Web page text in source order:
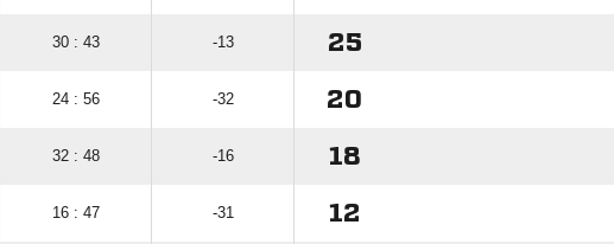
30 : 43 -13 25
24 : 56 -32 20
32 : 48 -16 18
16 : 47 -31 12